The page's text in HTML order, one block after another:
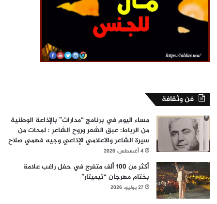
فن وثقافة
مساء اليوم في برنامج “مدارات” بالإذاعة الوطنية
من الرباط: عبق الشعر وروح الشاعر : لمحات من
سيرة الشاعر والاعلامي الإذاعي وجيه فهمي صلاح
4 أغسطس، 2026
أكثر من 100 ألف متفرج في حفل راغب علامة
بختام مهرجان “تيميتار”
27 يوليو، 2026